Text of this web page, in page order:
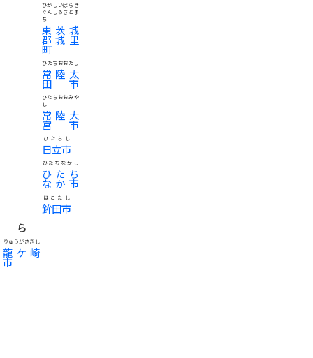
東茨城
郡城里
町
ひがしいばらき
ぐんしろさとま
ち
常陸太
田市
ひたちおおたし
常陸大
宮市
ひたちおおみや
し
日立市
ひたちし
ひたち
なか市
ひたちなかし
鉾田市
ほこたし
ら
龍ケ崎
市
りゅうがさきし